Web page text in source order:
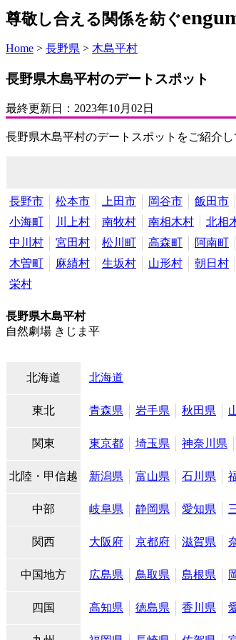
尊敬し合える関係を紡ぐ
Home > 長野県 > 木島平村
長野県木島平村のデートスポット
最終更新日： 2023年10月02日
長野県木島平村のデートスポットをご紹介
長野市 松本市 上田市 岡谷市 飯田市
小海町
川上村 南牧村 南相木村 北相
中川村
宮田村 松川町 高森町 阿南町
木曽町
麻績村 生坂村 山形村 朝日村
栄村
長野県木島平村
自然劇場 きじま平
北海道 北海道
東北 青森県 岩手県 秋田県
関東 東京都 埼玉県 神奈川県
北陸・甲信越 新潟県 富山県 石川県
中部 岐阜県 静岡県 愛知県
関西 大阪府 京都府 滋賀県
中国地方 広島県 鳥取県 島根県
四国 高知県 徳島県 香川県